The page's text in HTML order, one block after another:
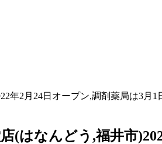
年2月24日オープン,調剤薬局は3月
(はなんどう,福井市